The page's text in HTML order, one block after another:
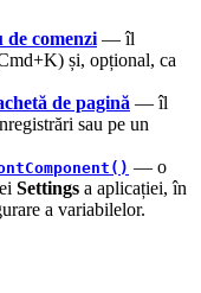
de comenzi — îl
și, opțional, ca
de pagină — îl
sau pe un
— o
Settings a aplicației, în
a variabilelor.